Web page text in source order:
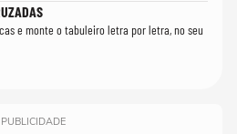
e monte o tabuleiro letra por letra, no seu
PUBLICIDADE